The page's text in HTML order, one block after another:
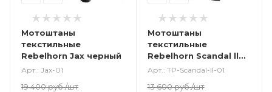
Мотоштаны
текстильные
Rebelhorn Jax черный
Арт.: Jax-01
19 400руб./шт
Мотоштаны
текстильные
Rebelhorn Scandal ll
черный
Арт.: TP-Scandal-ll-01
13 600руб./шт